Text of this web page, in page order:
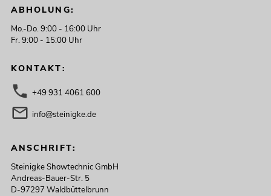
ABHOLUNG:
Mo.-Do. 9:00 - 16:00 Uhr
Fr. 9:00 - 15:00 Uhr
KONTAKT:
+49 931 4061 600
info@steinigke.de
ANSCHRIFT:
Steinigke Showtechnic GmbH
Andreas-Bauer-Str. 5
D-97297 Waldbüttelbrunn